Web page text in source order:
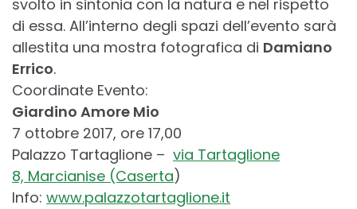
svolto in sintonia con la natura e nel rispetto
di essa. All’interno degli spazi dell’evento sarà
allestita una mostra fotografica di Damiano
Errico.
Coordinate Evento:
Giardino Amore Mio
7 ottobre 2017, ore 17,00
Palazzo Tartaglione – via Tartaglione
8, Marcianise (Caserta)
Info: www.palazzotartaglione.it